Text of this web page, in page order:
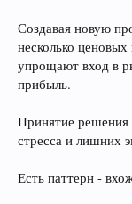
Создавая новую
несколько
упрощают вход в
прибыль.
Принятие решения
стресса и лишних
Есть паттерн -